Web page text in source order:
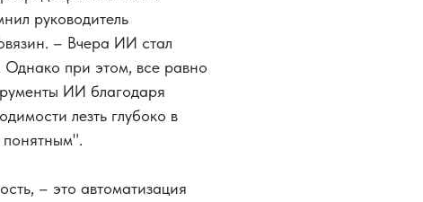
руководитель
– Вчера ИИ стал
при этом, все равно
ИИ благодаря
лезть глубоко в
– это автоматизация